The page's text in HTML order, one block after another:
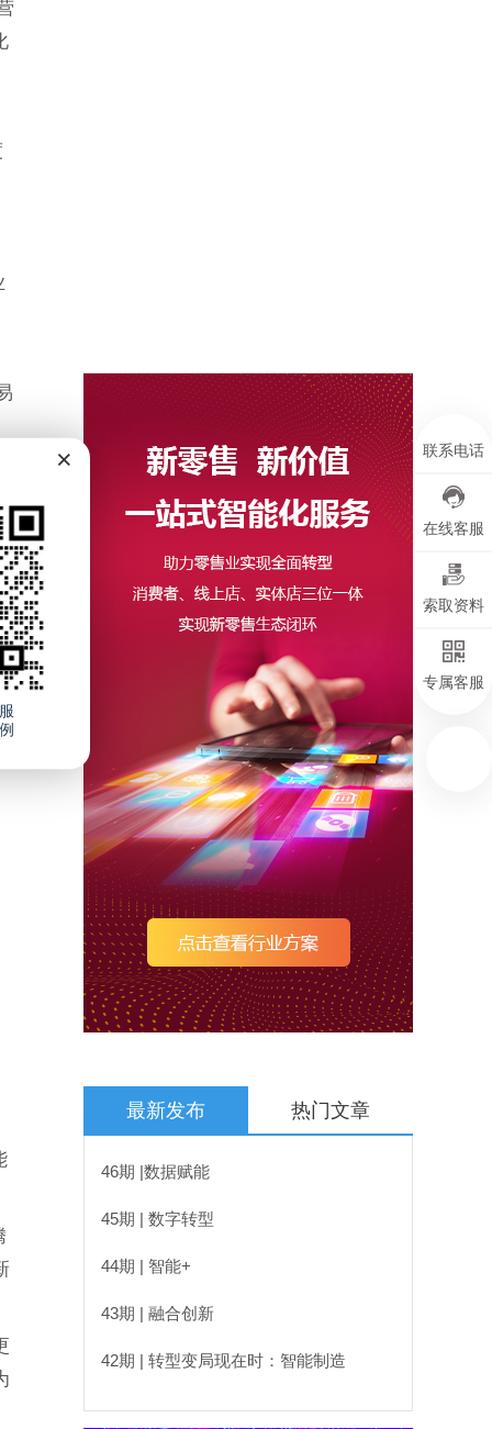
最新发布 热门文章
46期 |数据赋能
45期 | 数字转型
44期 | 智能+
43期 | 融合创新
42期 | 转型变局现在时：智能制造
× 联系电话
在线客服
索取资料
专属客服